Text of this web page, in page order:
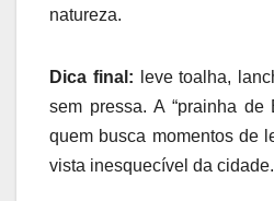
natureza.
Dica final: leve toalha,
sem pressa. A “prainha de
quem busca momentos de
vista inesquecível da cidade.